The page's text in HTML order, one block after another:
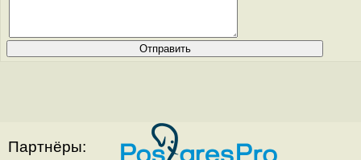
Партнёры: